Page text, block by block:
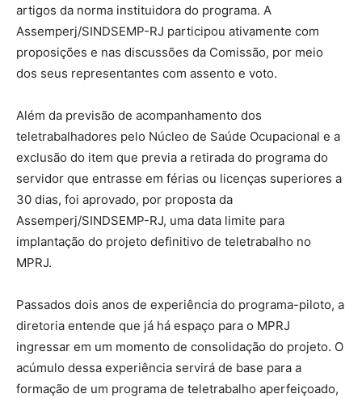
artigos da norma instituidora do programa. A
Assemperj/SINDSEMP-RJ participou ativamente com
proposições e nas discussões da Comissão, por meio
dos seus representantes com assento e voto.
Além da previsão de acompanhamento dos
teletrabalhadores pelo Núcleo de Saúde Ocupacional e a
exclusão do item que previa a retirada do programa do
servidor que entrasse em férias ou licenças superiores a
30 dias, foi aprovado, por proposta da
Assemperj/SINDSEMP-RJ, uma data limite para
implantação do projeto definitivo de teletrabalho no
MPRJ.
Passados dois anos de experiência do programa-piloto, a
diretoria entende que já há espaço para o MPRJ
ingressar em um momento de consolidação do projeto. O
acúmulo dessa experiência servirá de base para a
formação de um programa de teletrabalho aperfeiçoado,